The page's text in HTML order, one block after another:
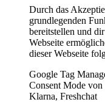
Durch das
grundlegenden
bereitstellen und
Webseite
dieser Webseite
Google Tag
Consent Mode
Klarna, Freshchat